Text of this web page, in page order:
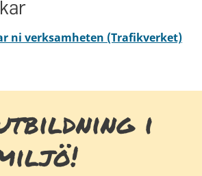
ni verksamheten (Trafikverket)
i